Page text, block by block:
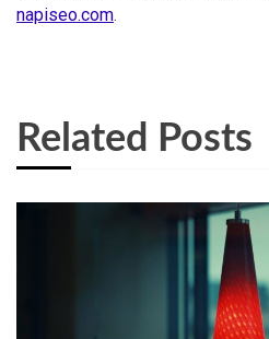
napiseo.com.
Related Posts